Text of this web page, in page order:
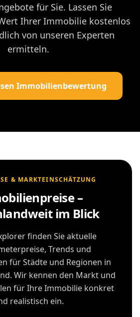
für Sie. Lassen Sie
Ihrer Immobilie kostenlos
von unseren Experten
ermitteln.
Immobilienbewertung
& MARKTEINSCHÄTZUNG
–
im Blick
finden Sie aktuelle
Trends und
für Städte und Regionen in
Wir kennen den Markt und
für Ihre Immobilie konkret
realistisch ein.